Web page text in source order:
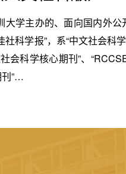
学主办的、面向国内外公
科学报”，系“中文社会科
会科学核心期刊”、
刊”…